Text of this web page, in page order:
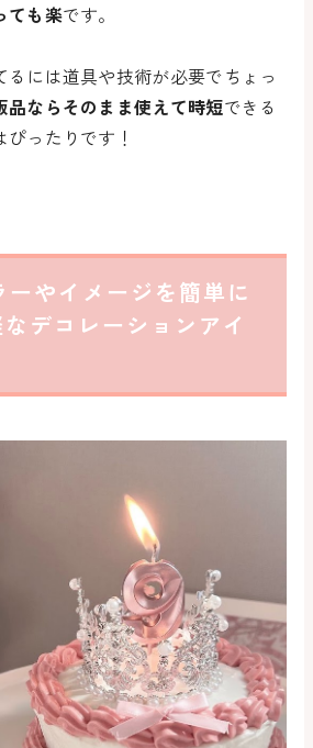
ても楽です。
には道具や技術が必要でちょっ
品ならそのまま使えて時短できる
ったりです！
やイメージを簡単に
デコレーションアイ